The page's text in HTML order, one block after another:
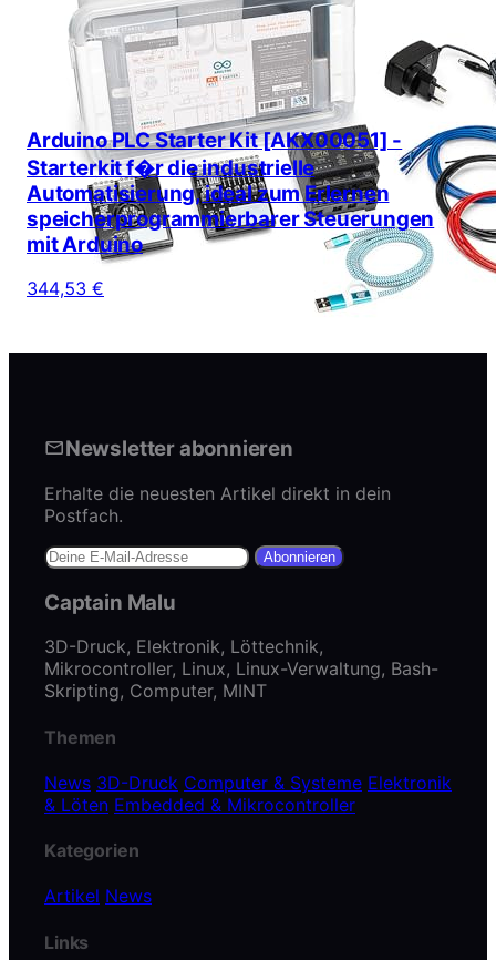
Arduino PLC Starter Kit [AKX00051] -
Starterkit f�r die industrielle
Automatisierung, ideal zum Erlernen
speicherprogrammierbarer Steuerungen
mit Arduino
344,53 €
Newsletter abonnieren
Erhalte die neuesten Artikel direkt in dein
Postfach.
Abonnieren
Captain Malu
3D-Druck, Elektronik, Löttechnik,
Mikrocontroller, Linux, Linux-Verwaltung, Bash-
Skripting, Computer, MINT
Themen
News 3D-Druck Computer & Systeme Elektronik
& Löten Embedded & Mikrocontroller
Kategorien
Artikel News
Links